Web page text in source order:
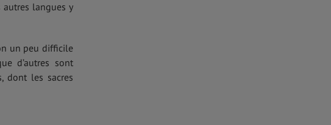
langues y
un peu difficile
d’autres sont
dont les sacres